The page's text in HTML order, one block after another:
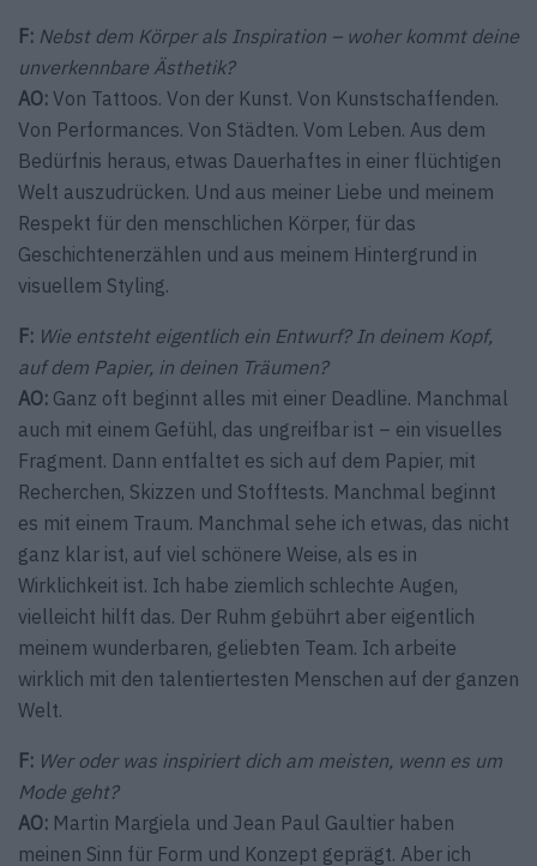
F: Nebst dem Körper als Inspiration – woher kommt deine
unverkennbare Ästhetik?
AO: Von Tattoos. Von der Kunst. Von Kunstschaffenden.
Von Performances. Von Städten. Vom Leben. Aus dem
Bedürfnis heraus, etwas Dauerhaftes in einer flüchtigen
Welt auszudrücken. Und aus meiner Liebe und meinem
Respekt für den menschlichen Körper, für das
Geschichtenerzählen und aus meinem Hintergrund in
visuellem Styling.
F: Wie entsteht eigentlich ein Entwurf? In deinem Kopf,
auf dem Papier, in deinen Träumen?
AO: Ganz oft beginnt alles mit einer Deadline. Manchmal
auch mit einem Gefühl, das ungreifbar ist – ein visuelles
Fragment. Dann entfaltet es sich auf dem Papier, mit
Recherchen, Skizzen und Stofftests. Manchmal beginnt
es mit einem Traum. Manchmal sehe ich etwas, das nicht
ganz klar ist, auf viel schönere Weise, als es in
Wirklichkeit ist. Ich habe ziemlich schlechte Augen,
vielleicht hilft das. Der Ruhm gebührt aber eigentlich
meinem wunderbaren, geliebten Team. Ich arbeite
wirklich mit den talentiertesten Menschen auf der ganzen
Welt.
F: Wer oder was inspiriert dich am meisten, wenn es um
Mode geht?
AO: Martin Margiela und Jean Paul Gaultier haben
meinen Sinn für Form und Konzept geprägt. Aber ich